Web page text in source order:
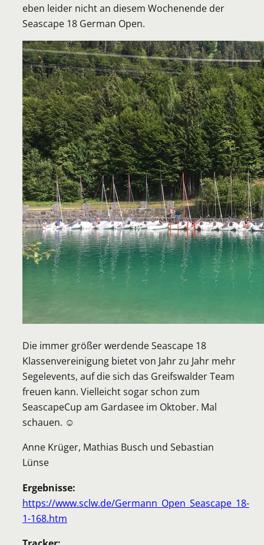
eben leider nicht an diesem Wochenende der
Seascape 18 German Open.
Die immer größer werdende Seascape 18
Klassenvereinigung bietet von Jahr zu Jahr mehr
Segelevents, auf die sich das Greifswalder Team
freuen kann. Vielleicht sogar schon zum
SeascapeCup am Gardasee im Oktober. Mal
schauen. ☺
Anne Krüger, Mathias Busch und Sebastian
Lünse
Ergebnisse:
https://www.sclw.de/Germann_Open_Seascape_18-
1-168.htm